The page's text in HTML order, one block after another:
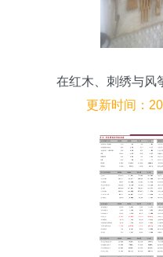
在红木、刺绣与风
更新时间：